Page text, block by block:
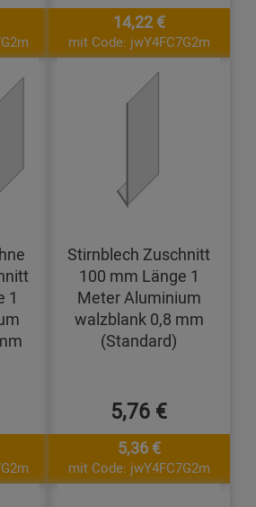
14,22 €
mit Code: jwY4FC7G2m
1
Stirnblech Zuschnitt
100 mm Länge 1
Meter Aluminium
walzblank 0,8 mm
(Standard)
5,76 €
5,36 €
mit Code: jwY4FC7G2m